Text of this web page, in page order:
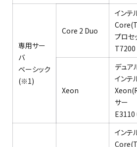
専用サー
バ
ベーシック
(※1)
Core 2 Duo
インテ
プロセ
T7200
Xeon
デュア
インテ
サー
E3110
インテ